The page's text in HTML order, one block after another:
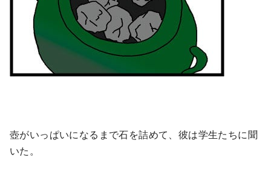
壺がいっぱいになるまで石を詰めて、彼は学生たちに聞
いた。